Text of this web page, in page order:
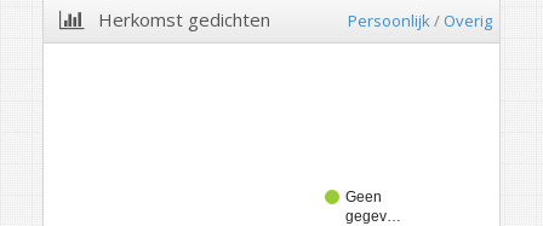
Herkomst gedichten Persoonlijk /Overig
Geen
gegev…